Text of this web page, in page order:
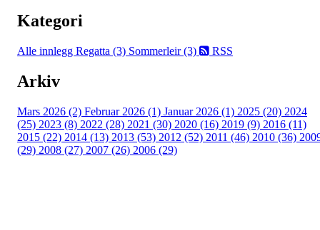
Kategori
Alle innlegg Regatta (3) Sommerleir (3) RSS
Arkiv
Mars 2026 (2) Februar 2026 (1) Januar 2026 (1) 2025 (20) 2024
(25) 2023 (8) 2022 (28) 2021 (30) 2020 (16) 2019 (9) 2016 (11)
2015 (22) 2014 (13) 2013 (53) 2012 (52) 2011 (46) 2010 (36)
(29) 2008 (27) 2007 (26) 2006 (29)